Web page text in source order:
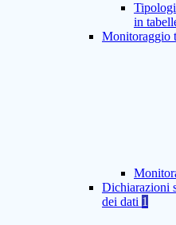
in
Monitoraggio
Dichiarazioni
dei dati 1